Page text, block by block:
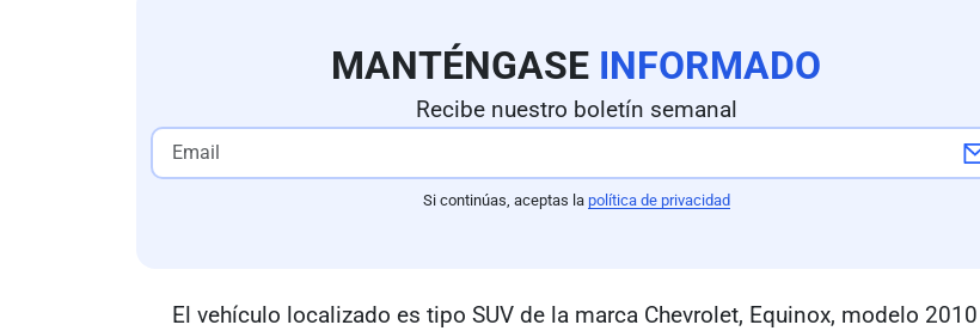
MANTÉNGASE INFORMADO
Recibe nuestro boletín semanal
Si continúas, aceptas la política de privacidad
El vehículo localizado es tipo SUV de la marca Chevrolet, Equinox, modelo 2010